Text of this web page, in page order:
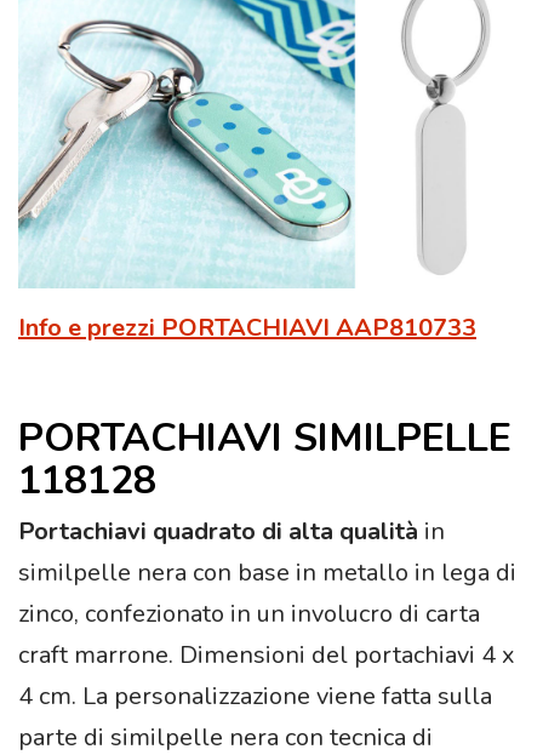
Info e prezzi PORTACHIAVI AAP810733
PORTACHIAVI SIMILPELLE
118128
Portachiavi quadrato di alta qualità in
similpelle nera con base in metallo in lega di
zinco, confezionato in un involucro di carta
craft marrone. Dimensioni del portachiavi 4 x
4 cm. La personalizzazione viene fatta sulla
parte di similpelle nera con tecnica di